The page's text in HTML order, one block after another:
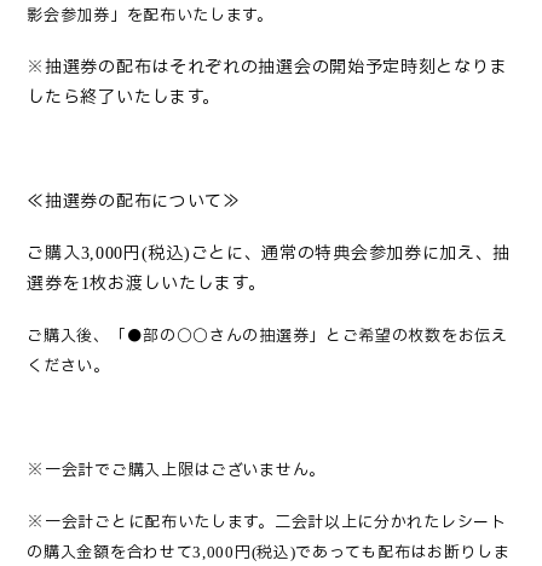
影会参加券」を配布いたします。
※抽選券の配布はそれぞれの抽選会の開始予定時刻となりま
したら終了いたします。
≪抽選券の配布について≫
ご購入3,000円 (税込) ごとに、通常の特典会参加券に加え、抽
選券を 1枚お渡しいたします。
ご購入後、「●部の○○さんの抽選券」とご希望の枚数をお伝え
ください。
※ 一会計でご購入上限はございません。
※ 一会計ごとに配布いたします。二会計以上に分かれたレシート
の購入金額を合わせて3,000 円(税込)であっても配布はお断りしま